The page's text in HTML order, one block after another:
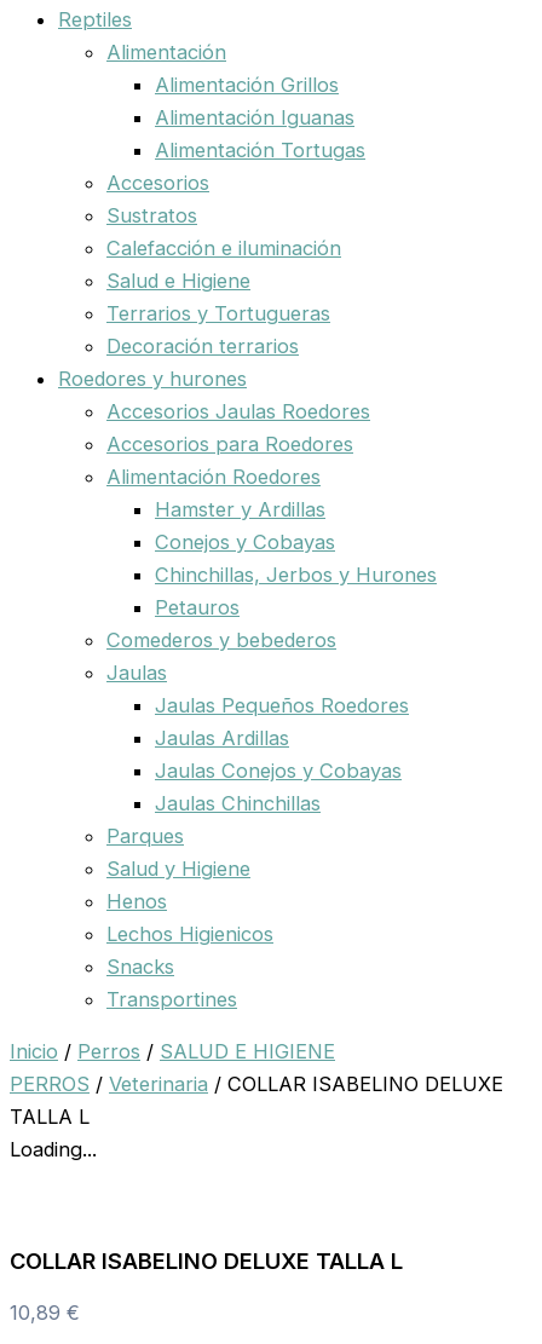
Reptiles
Alimentación
Alimentación Grillos
Alimentación Iguanas
Alimentación Tortugas
Accesorios
Sustratos
Calefacción e iluminación
Salud e Higiene
Terrarios y Tortugueras
Decoración terrarios
Roedores y hurones
Accesorios Jaulas Roedores
Accesorios para Roedores
Alimentación Roedores
Hamster y Ardillas
Conejos y Cobayas
Chinchillas, Jerbos y Hurones
Petauros
Comederos y bebederos
Jaulas
Jaulas Pequeños Roedores
Jaulas Ardillas
Jaulas Conejos y Cobayas
Jaulas Chinchillas
Parques
Salud y Higiene
Henos
Lechos Higienicos
Snacks
Transportines
Inicio / Perros / SALUD E HIGIENE
PERROS / Veterinaria / COLLAR ISABELINO DELUXE
TALLA L
Loading...
COLLAR ISABELINO DELUXE TALLA L
10,89 €